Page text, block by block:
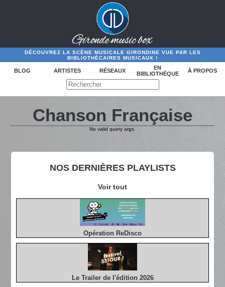
DÉCOUVREZ LA SCÈNE MUSICALE GIRONDINE VUE PAR LES
BIBLIOTHÉCAIRES MUSICAUX !
BLOG ARTISTES RÉSEAUX
EN
BIBLIOTHÈQUE
À PROPOS
NOS DERNIÈRES PLAYLISTS
Voir tout
Opération ReDisco
Le Trailer de l'édition 2026
Chanson Française
No valid query args.